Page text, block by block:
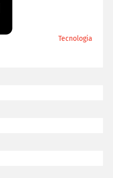
Tecnologia